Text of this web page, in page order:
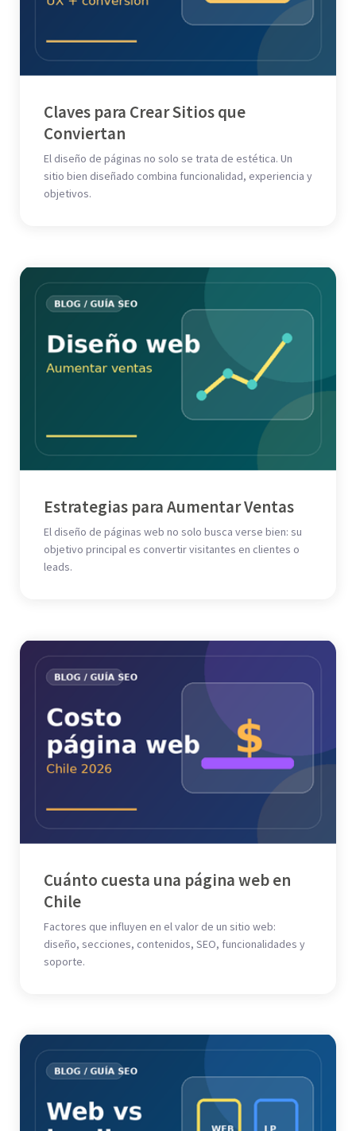
Claves para Crear Sitios que
Conviertan
El diseño de páginas no solo se trata de estética. Un
sitio bien diseñado combina funcionalidad, experiencia y
objetivos.
Estrategias para Aumentar Ventas
El diseño de páginas web no solo busca verse bien: su
objetivo principal es convertir visitantes en clientes o
leads.
Cuánto cuesta una página web en
Chile
Factores que influyen en el valor de un sitio web:
diseño, secciones, contenidos, SEO, funcionalidades y
soporte.